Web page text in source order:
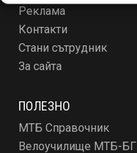
Реклама
Контакти
Стани сътрудник
За сайта
ПОЛЕЗНО
МТБ Справочник
Велоучилище МТБ-БГ